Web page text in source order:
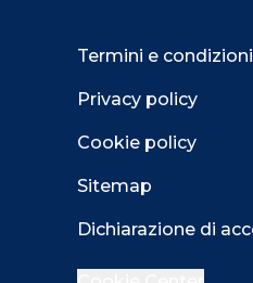
Termini e condizioni
Privacy policy
Cookie policy
Sitemap
Dichiarazione di